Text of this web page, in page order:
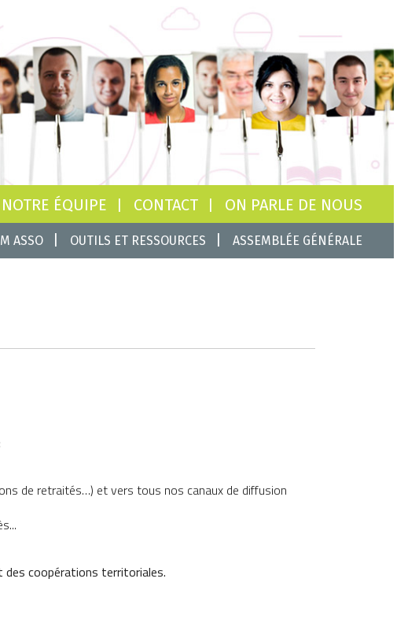
ASSO OUTILS ET RESSOURCES ASSEMBLÉE GÉNÉRALE
NOTRE ÉQUIPE CONTACT ON PARLE DE NOUS
de retraités…) et vers tous nos canaux de diffusion
coopérations territoriales.